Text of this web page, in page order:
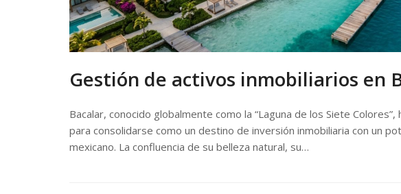
Gestión de activos inmobiliarios en
Bacalar, conocido globalmente como la “Laguna de los Siete
para consolidarse como un destino de inversión inmobiliaria con un
mexicano. La confluencia de su belleza natural, su…